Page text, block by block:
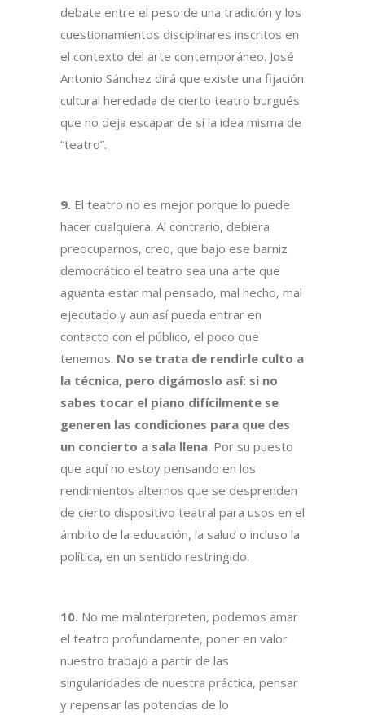
debate entre el peso de una tradición y los
cuestionamientos disciplinares inscritos en
el contexto del arte contemporáneo. José
Antonio Sánchez dirá que existe una fijación
cultural heredada de cierto teatro burgués
que no deja escapar de sí la idea misma de
“teatro”.
9. El teatro no es mejor porque lo puede
hacer cualquiera. Al contrario, debiera
preocuparnos, creo, que bajo ese barniz
democrático el teatro sea una arte que
aguanta estar mal pensado, mal hecho, mal
ejecutado y aun así pueda entrar en
contacto con el público, el poco que
tenemos. No se trata de rendirle culto a
la técnica, pero digámoslo así: si no
sabes tocar el piano difícilmente se
generen las condiciones para que des
un concierto a sala llena. Por su puesto
que aquí no estoy pensando en los
rendimientos alternos que se desprenden
de cierto dispositivo teatral para usos en el
ámbito de la educación, la salud o incluso la
política, en un sentido restringido.
10. No me malinterpreten, podemos amar
el teatro profundamente, poner en valor
nuestro trabajo a partir de las
singularidades de nuestra práctica, pensar
y repensar las potencias de lo